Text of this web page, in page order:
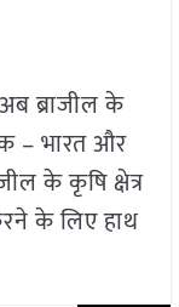
ब्राजील के
– भारत और
के कृषि क्षेत्र
के लिए हाथ